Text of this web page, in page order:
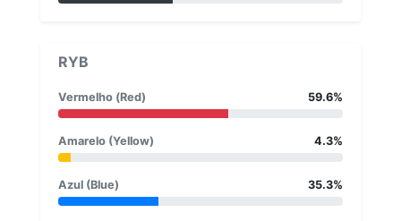
RYB
Vermelho (Red) 59.6%
Amarelo (Yellow) 4.3%
Azul (Blue) 35.3%